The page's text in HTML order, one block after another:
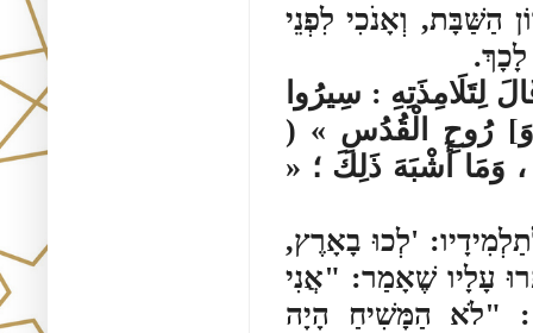
וְאָנֹכִי לִפְנֵי
لِتَلَامِذَتِهِ : سِيرُوا
[وَ] رُوحِ الْقُدُسِ » (
وَمَا أَشْبَهَ ذَلِكَ ؛ «
'לְכוּ בָאָרֶץ,
עָלָיו שֶׁאָמַר: "אֲנִי
"לֹא הַמָּשִׁיחַ הָיָה